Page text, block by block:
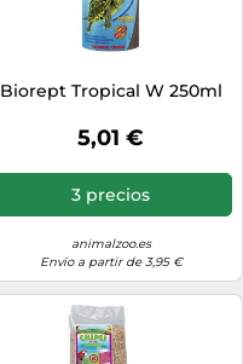
Biorept Tropical W 250ml
5,01 €
3 precios
animalzoo.es
Envío a partir de 3,95 €